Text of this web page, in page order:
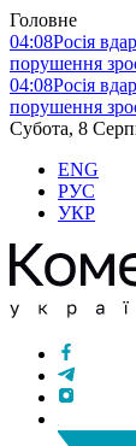
Головне
04:08Росія
порушення
04:08Росія
порушення
Субота, 8
ENG
РУС
УКР